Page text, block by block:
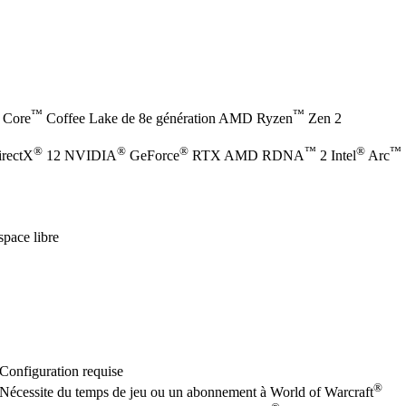
Core™ Coffee Lake de 8e génération AMD Ryzen™ Zen 2
® 12 NVIDIA® GeForce® RTX AMD RDNA™ 2 Intel® Arc™
libre
Configuration requise
Nécessite du temps de jeu ou un abonnement à World of Warcraft®